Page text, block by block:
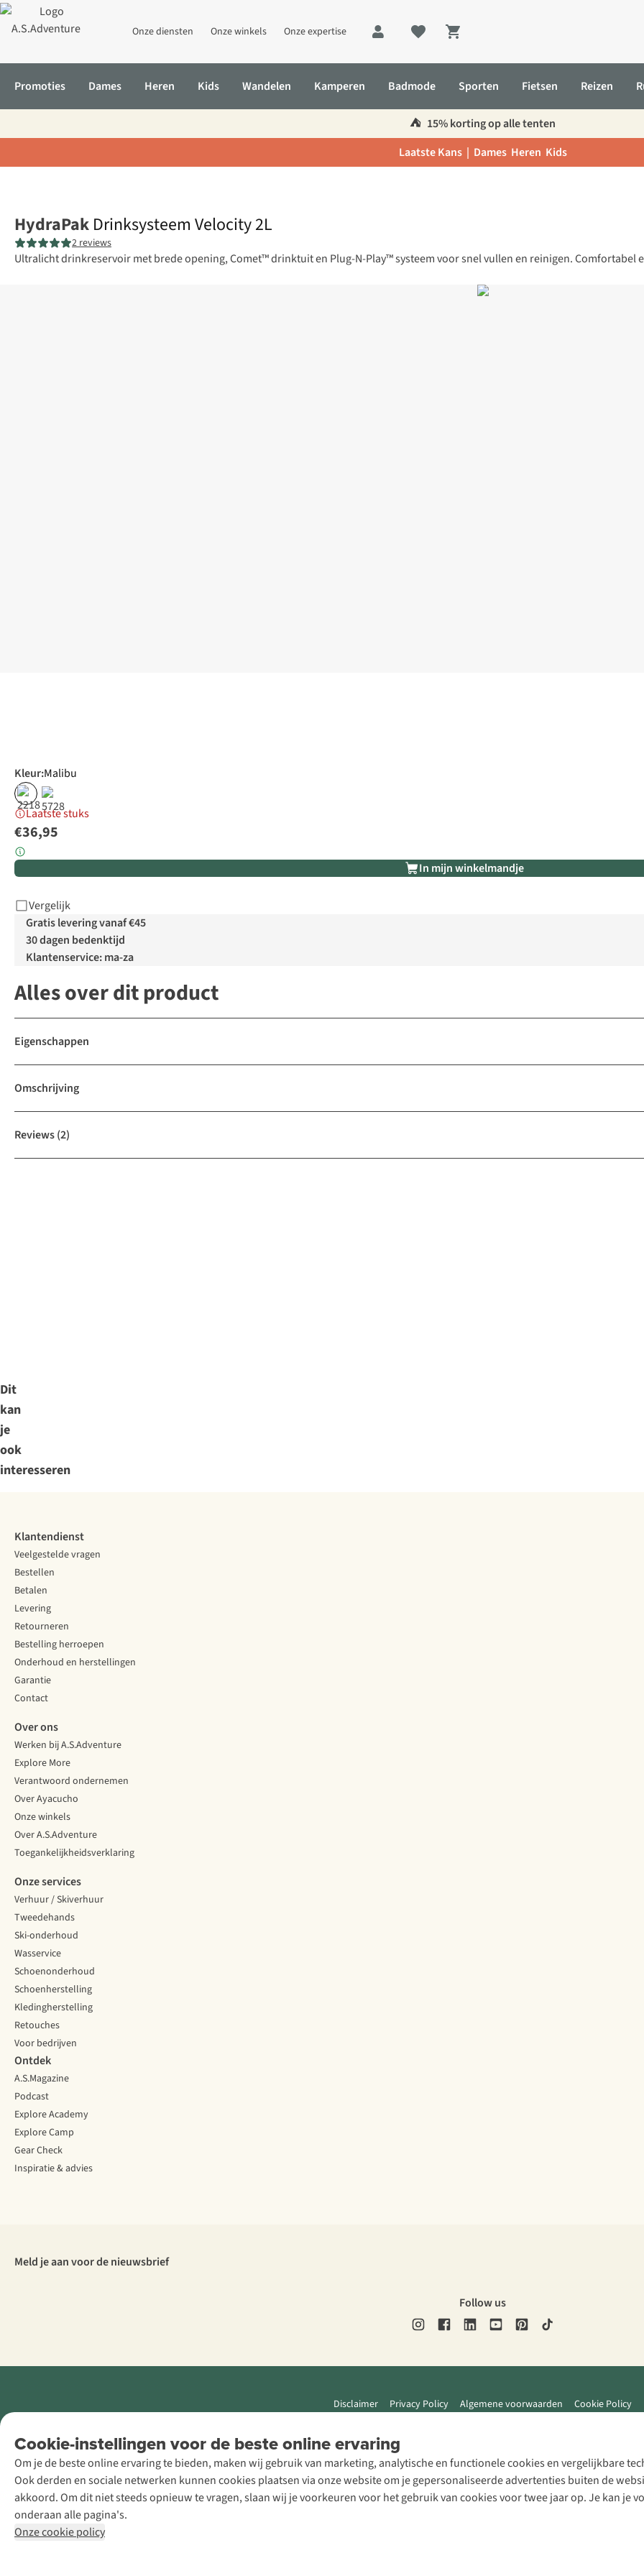
Onze diensten Onze winkels Onze expertise
Shopping cart
Promoties Dames Heren Kids Wandelen Kamperen Badmode Sporten Fietsen Reizen
⛺️ 15% korting op alle tenten
Laatste Kans | Dames Heren Kids
HydraPak Drinksysteem Velocity 2L
2 reviews
Ultralicht drinkreservoir met brede opening, Comet™ drinktuit en Plug-N-Play™ systeem voor snel vullen en reinigen. Comfortabel
Kleur:Malibu
Laatste stuks
€36,95
In mijn winkelmandje
Vergelijk
Gratis levering vanaf €45
30 dagen bedenktijd
Klantenservice: ma-za
Alles over dit product
Eigenschappen
Omschrijving
Reviews(2)
Dit
kan
je
ook
interesseren
Cookie-instellingen voor de beste online ervaring
Om je de beste online ervaring te bieden, maken wij gebruik van marketing, analytische en functionele cookies en vergelijkbare
Ook derden en sociale netwerken kunnen cookies plaatsen via onze website om je gepersonaliseerde advertenties buiten de
akkoord. Om dit niet steeds opnieuw te vragen, slaan wij je voorkeuren voor het gebruik van cookies voor twee jaar op. Je kan je
onderaan alle pagina's.
Onze cookie policy
Klantendienst
Veelgestelde vragen
Bestellen
Betalen
Levering
Retourneren
Bestelling herroepen
Onderhoud en herstellingen
Garantie
Contact
Over ons
Werken bij A.S.Adventure
Explore More
Verantwoord ondernemen
Over Ayacucho
Onze winkels
Over A.S.Adventure
Toegankelijkheidsverklaring
Onze services
Verhuur / Skiverhuur
Tweedehands
Ski-onderhoud
Wasservice
Schoenonderhoud
Schoenherstelling
Kledingherstelling
Retouches
Voor bedrijven
Ontdek
A.S.Magazine
Podcast
Explore Academy
Explore Camp
Gear Check
Inspiratie & advies
Meld je aan voor de nieuwsbrief
Follow us
Disclaimer Privacy Policy Algemene voorwaarden Cookie Policy
Retail Concepts
NV,
Smallandlaan
9, B-2660
Hoboken
+32 (0)3 828
30 15